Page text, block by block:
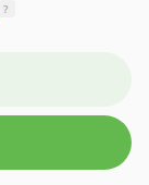
?